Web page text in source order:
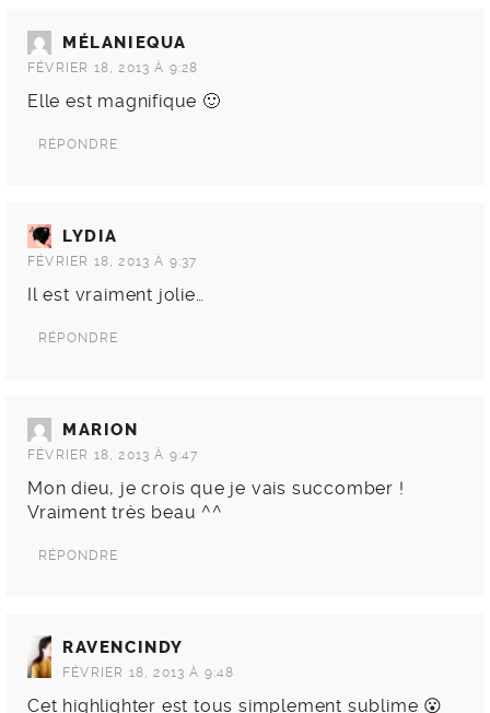
MÉLANIEQUA
FÉVRIER 18, 2013 À 9:28
Elle est magnifique 🙂
RÉPONDRE
LYDIA
FÉVRIER 18, 2013 À 9:37
Il est vraiment jolie…
RÉPONDRE
MARION
FÉVRIER 18, 2013 À 9:47
Mon dieu, je crois que je vais succomber !
Vraiment très beau ^^
RÉPONDRE
RAVENCINDY
FÉVRIER 18, 2013 À 9:48
Cet highlighter est tous simplement sublime 😮